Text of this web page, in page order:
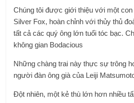
Chúng tôi được giới thiệu với một
Silver Fox, hoàn chỉnh với thủy thủ
tất cả các quý ông lớn tuổi tóc bạc.
không gian Bodacious
Những chàng trai này thực sự trông
người đàn ông già của Leiji
Đột nhiên, một kẻ thù lớn hơn nhiều